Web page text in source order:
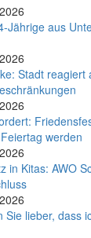
Jährige aus
Stadt reagiert
werden
in Kitas: AWO
Sie lieber, dass